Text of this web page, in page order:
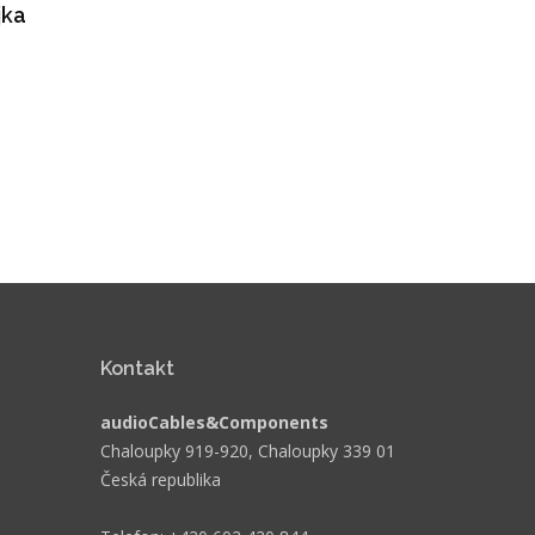
Kontakt
audioCables&Components
Chaloupky 919-920, Chaloupky 339 01
Česká republika